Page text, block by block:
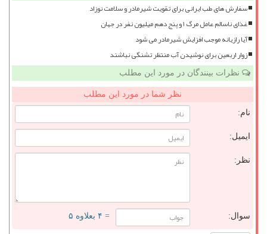
سفارش های طب ایرانی برای تقویت شیرمادر و سلامت نوزاد
غذای ناسالم عامل مرگ ۱ و پنج دهم میلیون نفر در جهان
آیا رازیانه موجب افزایش شیرمادر می شود
زوار اربعین برای نوشیدن آب منتظر تشنگی نباشند
نظرات بینندگان در مورد این مطلب
نظر شما در مورد این مطلب
نام:
ایمیل:
نظر:
سوال: = ۴ بعلاوه ۵